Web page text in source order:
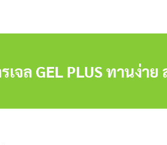
จล GEL PLUS ทานง่าย